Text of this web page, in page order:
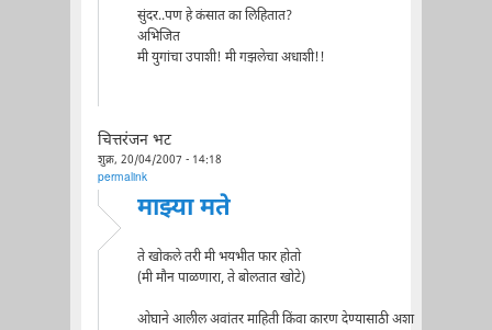
सुंदर..पण हे कंसात का लिहितात?
अभिजित
मी युगांचा उपाशी! मी गझलेचा अधाशी!!
चित्तरंजन भट
शुक्र, 20/04/2007 - 14:18
permalink
माझ्या मते
ते खोकले तरी मी भयभीत फार होतो
(मी मौन पाळणारा, ते बोलतात खोटे)
ओघाने आलील अवांतर माहिती किंवा कारण देण्यासाठी अशा